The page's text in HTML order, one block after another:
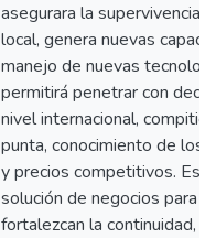
asegurara la supervivencia
local, genera nuevas
manejo de nuevas
permitirá penetrar con
nivel internacional,
punta, conocimiento de los
y precios competitivos.
solución de negocios para
fortalezcan la continuidad,